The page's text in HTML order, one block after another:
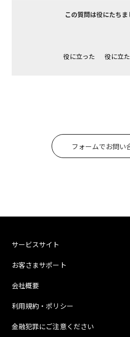
この質問は役にたちま
役に立った 役に立
フォームでお問い
サービスサイト
お客さまサポート
会社概要
利用規約・ポリシー
金融犯罪にご注意ください